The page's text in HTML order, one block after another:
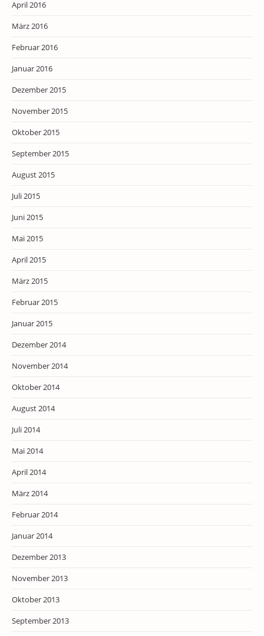
April 2016
März 2016
Februar 2016
Januar 2016
Dezember 2015
November 2015
Oktober 2015
September 2015
August 2015
Juli 2015
Juni 2015
Mai 2015
April 2015
März 2015
Februar 2015
Januar 2015
Dezember 2014
November 2014
Oktober 2014
August 2014
Juli 2014
Mai 2014
April 2014
März 2014
Februar 2014
Januar 2014
Dezember 2013
November 2013
Oktober 2013
September 2013